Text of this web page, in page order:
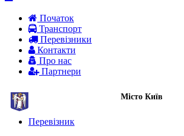
Початок
Транспорт
Перевiзники
Контакти
Про нас
Партнери
Місто Київ
Перевізник